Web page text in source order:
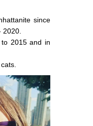
since
2015 and in